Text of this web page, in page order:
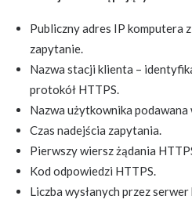
Publiczny adres IP komputera
zapytanie.
Nazwa stacji klienta –
protokół HTTPS.
Nazwa użytkownika
Czas nadejścia zapytania.
Pierwszy wiersz żądania
Kod odpowiedzi HTTPS.
Liczba wysłanych przez